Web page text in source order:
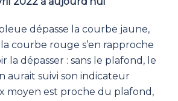
dépasse la courbe jaune,
courbe rouge s’en rapproche
la dépasser : sans le plafond, le
aurait suivi son indicateur
moyen est proche du plafond,